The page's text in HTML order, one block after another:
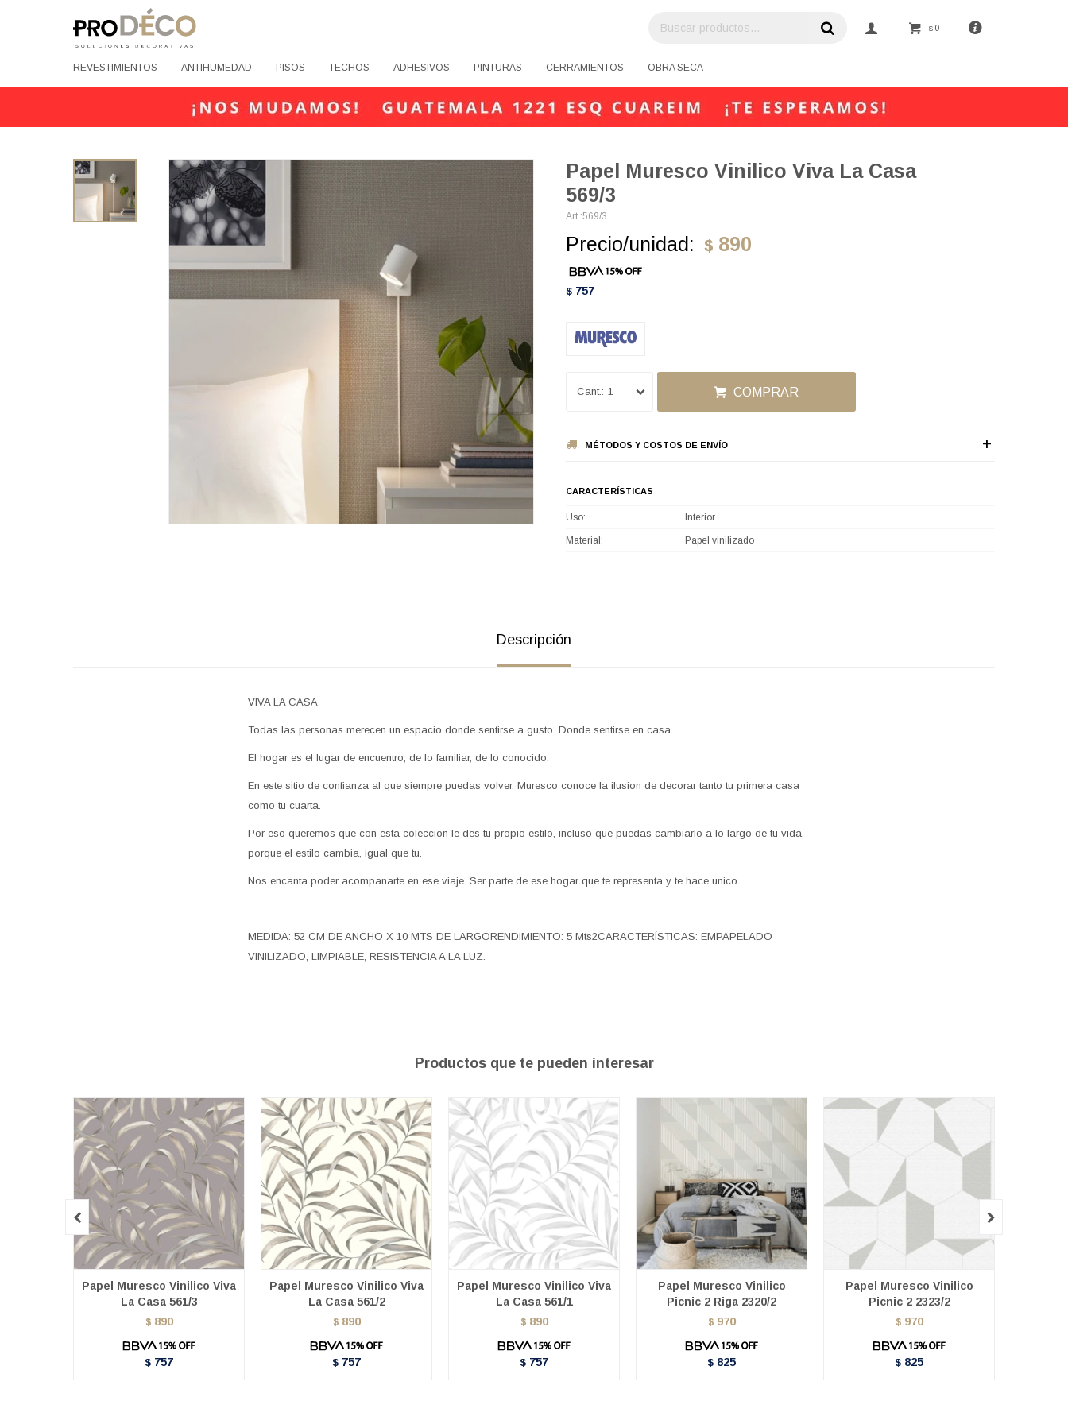
REVESTIMIENTOS ANTIHUMEDAD PISOS TECHOS ADHESIVOS PINTURAS CERRAMIENTOS OBRA SECA
$ 0
Papel Muresco Vinilico Viva La Casa
569/3
569/3
Precio/unidad: $ 890
$ 757
1 COMPRAR
MÉTODOS Y COSTOS DE ENVÍO
CARACTERÍSTICAS
Uso Interior
Material Papel vinilizado
Descripción
VIVA LA CASA
Todas las personas merecen un espacio donde sentirse a gusto. Donde sentirse en casa.
El hogar es el lugar de encuentro, de lo familiar, de lo conocido.
En este sitio de confianza al que siempre puedas volver. Muresco conoce la ilusion de decorar tanto tu primera casa
como tu cuarta.
Por eso queremos que con esta coleccion le des tu propio estilo, incluso que puedas cambiarlo a lo largo de tu vida,
porque el estilo cambia, igual que tu.
Nos encanta poder acompanarte en ese viaje. Ser parte de ese hogar que te representa y te hace unico.
MEDIDA: 52 CM DE ANCHO X 10 MTS DE LARGORENDIMIENTO: 5 Mts2CARACTERÍSTICAS: EMPAPELADO
VINILIZADO, LIMPIABLE, RESISTENCIA A LA LUZ.
Productos que te pueden interesar
Papel Muresco Vinilico Viva
La Casa 561/3
$ 890
$ 757
Papel Muresco Vinilico Viva
La Casa 561/2
$ 890
$ 757
Papel Muresco Vinilico Viva
La Casa 561/1
$ 890
$ 757
Papel Muresco Vinilico
Picnic 2 Riga 2320/2
$ 970
$ 825
Papel Muresco Vinilico
Picnic 2 2323/2
$ 970
$ 825
 